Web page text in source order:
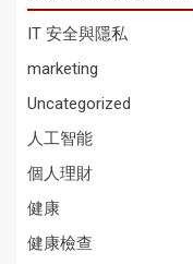
IT 安全與隱私
marketing
Uncategorized
人工智能
個人理財
健康
健康檢查